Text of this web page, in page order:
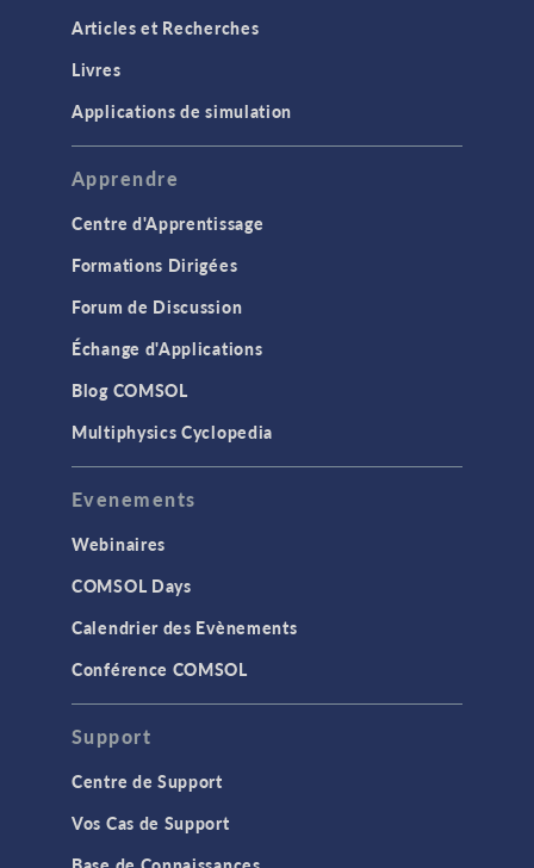
Articles et Recherches
Livres
Applications de simulation
Apprendre
Centre d'Apprentissage
Formations Dirigées
Forum de Discussion
Échange d'Applications
Blog COMSOL
Multiphysics Cyclopedia
Evenements
Webinaires
COMSOL Days
Calendrier des Evènements
Conférence COMSOL
Support
Centre de Support
Vos Cas de Support